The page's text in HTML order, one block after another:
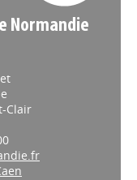
Normandie
Clair